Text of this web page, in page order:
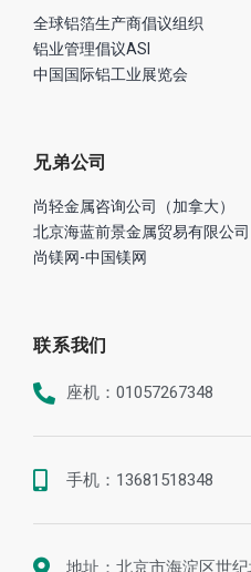
全球铝箔生产商倡议组织
铝业管理倡议ASI
中国国际铝工业展览会
兄弟公司
尚轻金属咨询公司（加拿大）
北京海蓝前景金属贸易有限公司
尚镁网-中国镁网
联系我们
座机：01057267348
手机：13681518348
地址：北京市海淀区世